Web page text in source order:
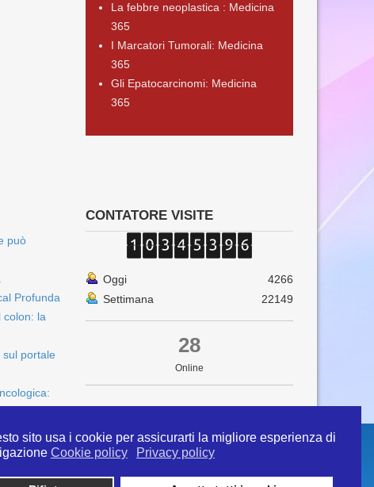
sito usa i cookie per assicurarti la migliore esperienza di
Cookie policy Privacy policy
La febbre neoplastica : Medicina
365
I Marcatori Tumorali: Medicina
365
Gli Epatocarcinomi: Medicina
365
può
Profunda
colon: la
portale
CONTATORE VISITE
Oggi
4266
Settimana
22149
28
Online